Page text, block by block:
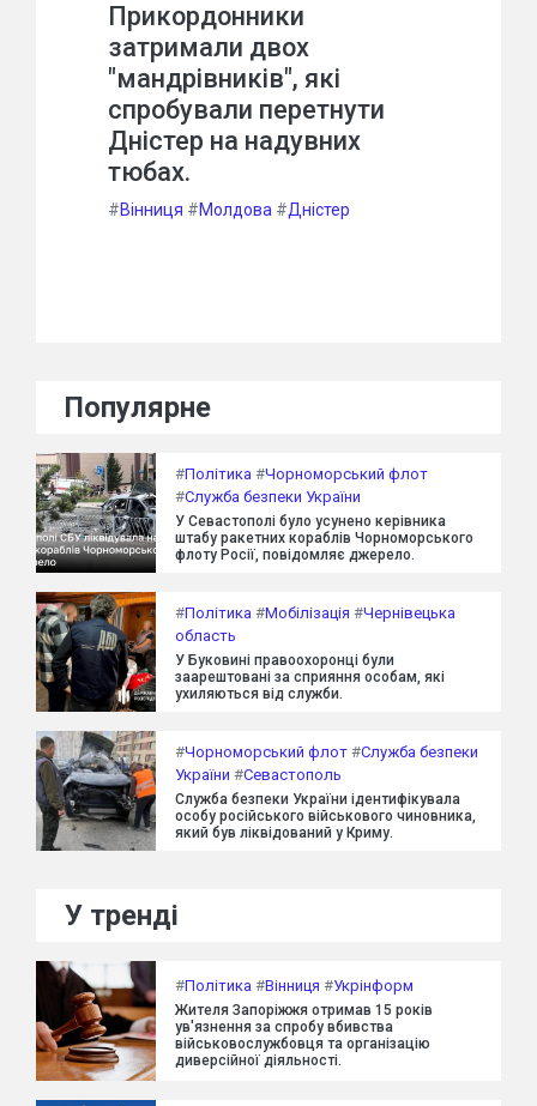
Прикордонники
затримали двох
"мандрівників", які
спробували перетнути
Дністер на надувних
тюбах.
#Вінниця #Молдова #Дністер
Популярне
#Політика #Чорноморський флот
#Служба безпеки України
У Севастополі було усунено керівника
штабу ракетних кораблів Чорноморського
флоту Росії, повідомляє джерело.
#Політика #Мобілізація #Чернівецька
область
У Буковині правоохоронці були
заарештовані за сприяння особам, які
ухиляються від служби.
#Чорноморський флот #Служба безпеки
України #Севастополь
Служба безпеки України ідентифікувала
особу російського військового чиновника,
який був ліквідований у Криму.
У тренді
#Політика #Вінниця #Укрінформ
Жителя Запоріжжя отримав 15 років
ув'язнення за спробу вбивства
військовослужбовця та організацію
диверсійної діяльності.